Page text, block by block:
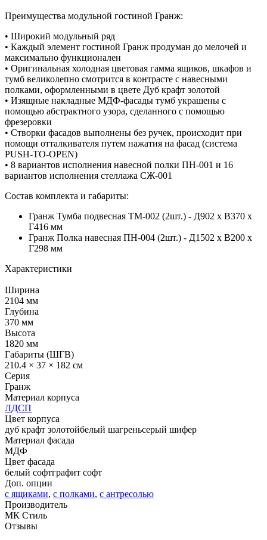
Преимущества модульной гостиной Гранж:
• Широкий модульный ряд
• Каждый элемент гостиной Гранж продуман до мелочей и
максимально функционален
• Оригинальная холодная цветовая гамма ящиков, шкафов и
тумб великолепно смотрится в контрасте с навесными
полками, оформленными в цвете Дуб крафт золотой
• Изящные накладные МДФ-фасады тумб украшены с
помощью абстрактного узора, сделанного с помощью
фрезеровки
• Створки фасадов выполнены без ручек, происходит при
помощи отталкивателя путем нажатия на фасад (система
PUSH-TO-OPEN)
• 8 вариантов исполнения навесной полки ПН-001 и 16
вариантов исполнения стеллажа СЖ-001
Состав комплекта и габариты:
Гранж Тумба подвесная ТМ-002 (2шт.) - Д902 х В370 х
Г416 мм
Гранж Полка навесная ПН-004 (2шт.) - Д1502 х В200 х
Г298 мм
Характеристики
Ширина
2104 мм
Глубина
370 мм
Высота
1820 мм
Габариты (ШГВ)
210.4 × 37 × 182 см
Серия
Гранж
Материал корпуса
ЛДСП
Цвет корпуса
дуб крафт золотойбелый шагреньсерый шифер
Материал фасада
МДФ
Цвет фасада
белый софтграфит софт
Доп. опции
с ящиками, с полками, с антресолью
Производитель
МК Стиль
Отзывы